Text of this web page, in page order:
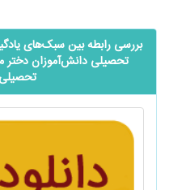
بررسی رابطه بین سبک‌های
تحصیلی ‌‌‌دانش‌آموزان
تحصیلی 1403-